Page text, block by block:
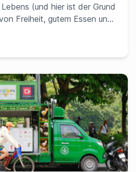
(und hier ist der Grund
Freiheit, gutem Essen und